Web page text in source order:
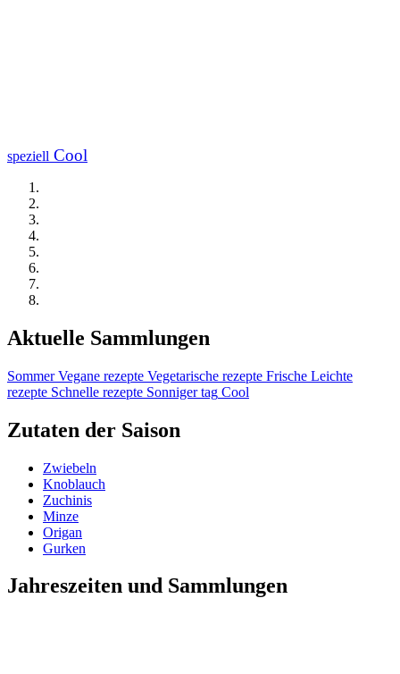
speziell Cool
Aktuelle Sammlungen
Sommer Vegane rezepte Vegetarische rezepte Frische Leichte
rezepte Schnelle rezepte Sonniger tag Cool
Zutaten der Saison
Zwiebeln
Knoblauch
Zuchinis
Minze
Origan
Gurken
Jahreszeiten und Sammlungen